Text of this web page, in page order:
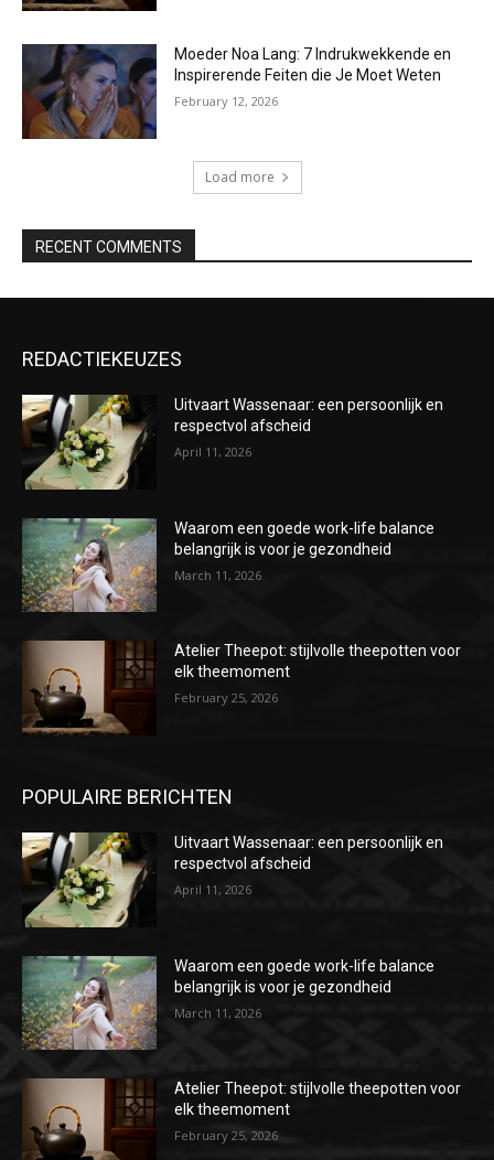
Moeder Noa Lang: 7 Indrukwekkende en
Inspirerende Feiten die Je Moet Weten
February 12, 2026
Load more
RECENT COMMENTS
REDACTIEKEUZES
Uitvaart Wassenaar: een persoonlijk en
respectvol afscheid
April 11, 2026
Waarom een goede work-life balance
belangrijk is voor je gezondheid
March 11, 2026
Atelier Theepot: stijlvolle theepotten voor
elk theemoment
February 25, 2026
POPULAIRE BERICHTEN
Uitvaart Wassenaar: een persoonlijk en
respectvol afscheid
April 11, 2026
Waarom een goede work-life balance
belangrijk is voor je gezondheid
March 11, 2026
Atelier Theepot: stijlvolle theepotten voor
elk theemoment
February 25, 2026